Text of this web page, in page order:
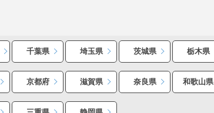
千葉県 埼玉県 茨城県 栃木県
京都府 滋賀県 奈良県 和歌山県